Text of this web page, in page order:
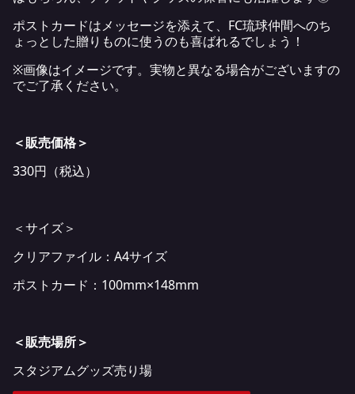
ポストカードはメッセージを添えて、FC琉球仲間へのち
ょっとした贈りものに使うのも喜ばれるでしょう！
※画像はイメージです。実物と異なる場合がございますの
でご了承ください。
＜販売価格＞
330円（税込）
＜サイズ＞
クリアファイル：A4サイズ
ポストカード：100mm×148mm
＜販売場所＞
スタジアムグッズ売り場